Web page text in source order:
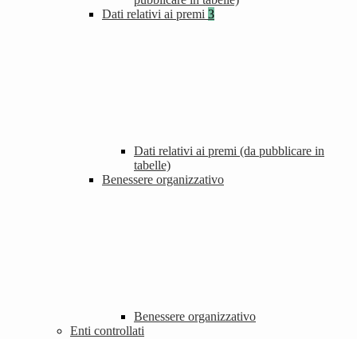
Dati relativi ai premi 3
Dati relativi ai premi (da pubblicare in
tabelle)
Benessere organizzativo
Benessere organizzativo
Enti controllati